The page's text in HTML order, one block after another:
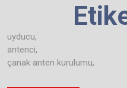
uyducu,
antenci,
çanak anten kurulumu,